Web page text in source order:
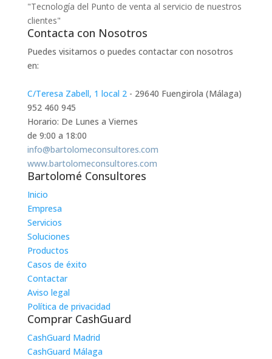
"Tecnología del Punto de venta al servicio de nuestros
clientes"
Contacta con Nosotros
Puedes visitarnos o puedes contactar con nosotros
en:
C/Teresa Zabell, 1 local 2- 29640 Fuengirola (Málaga)
952 460 945
Horario: De Lunes a Viernes
de 9:00 a 18:00
info@bartolomeconsultores.com
www.bartolomeconsultores.com
Bartolomé Consultores
Inicio
Empresa
Servicios
Soluciones
Productos
Casos de éxito
Contactar
Aviso legal
Política de privacidad
Comprar CashGuard
CashGuard Madrid
CashGuard Málaga